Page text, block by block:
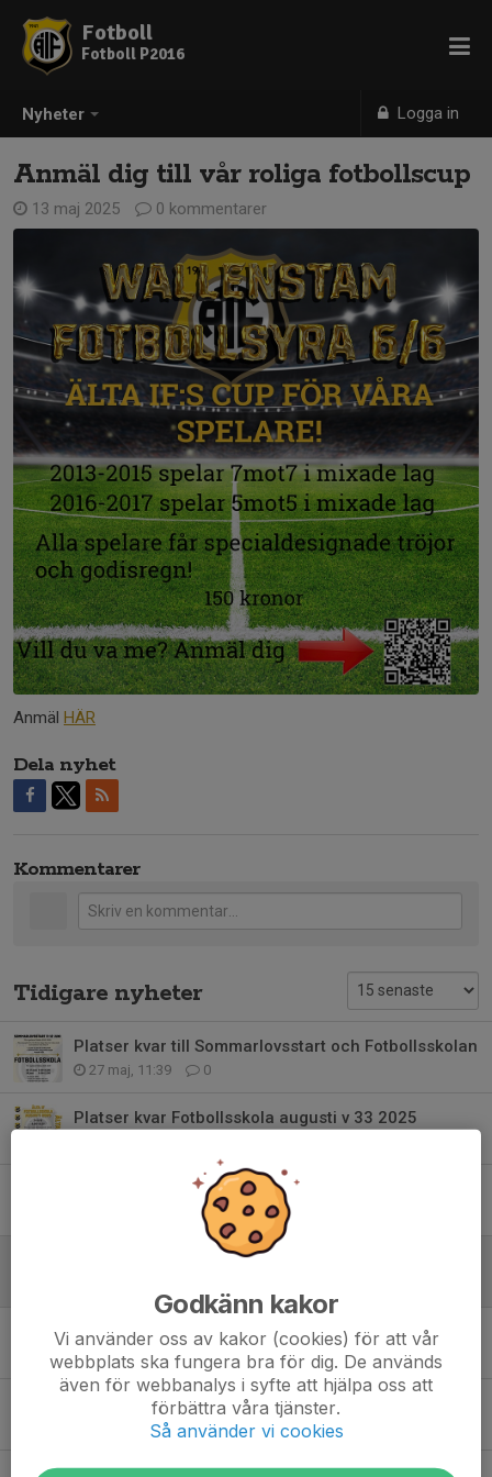
Nyheter Logga in
Fotboll
Fotboll P2016
Anmäl dig till vår roliga fotbollscup
13 maj 2025 0 kommentarer
Anmäl HÄR
Dela nyhet
Kommentarer
Tidigare nyheter
Platser kvar till Sommarlovsstart och Fotbollsskolan
27 maj, 11:39 0
Platser kvar Fotbollsskola augusti v 33 2025
Fotbollens dag 6 juni + Wallenstam-yran
Anmäl dig till vår roliga fotbollscup
Wallenstams fotbollsyra 6 juni
30 apr 2025 0
Sportlovscamp 2025
5 feb 2025 0
Godkänn kakor
Vi använder oss av kakor (cookies) för att vår
webbplats ska fungera bra för dig. De används
även för webbanalys i syfte att hjälpa oss att
förbättra våra tjänster.
Så använder vi cookies